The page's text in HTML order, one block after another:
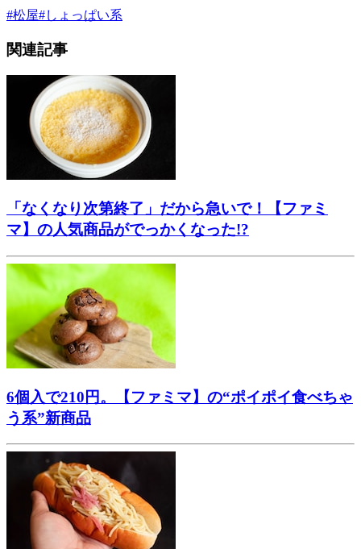
#松屋#しょっぱい系
関連記事
「なくなり次第終了」だから急いで！【ファミ
マ】の人気商品がでっかくなった!?
6個入で210円。【ファミマ】の“ポイポイ食べちゃ
う系”新商品